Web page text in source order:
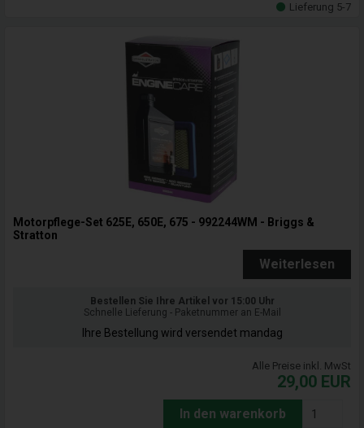
Lieferung 5-7
Motorpflege-Set 625E, 650E, 675 - 992244WM - Briggs &
Stratton
Weiterlesen
Bestellen Sie Ihre Artikel vor 15:00 Uhr
Schnelle Lieferung - Paketnummer an E-Mail
Ihre Bestellung wird versendet mandag
Alle Preise inkl. MwSt
29,00 EUR
In den warenkorb